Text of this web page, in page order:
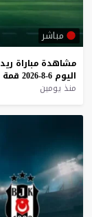
مباشر
مشاهدة مباراة ريد
اليوم 6-8-2026 قمة
منذ يومين